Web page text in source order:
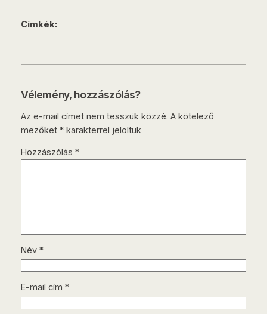
Címkék:
Vélemény, hozzászólás?
Az e-mail címet nem tesszük közzé. A kötelező
mezőket *karakterrel jelöltük
Hozzászólás *
Név *
E-mail cím *